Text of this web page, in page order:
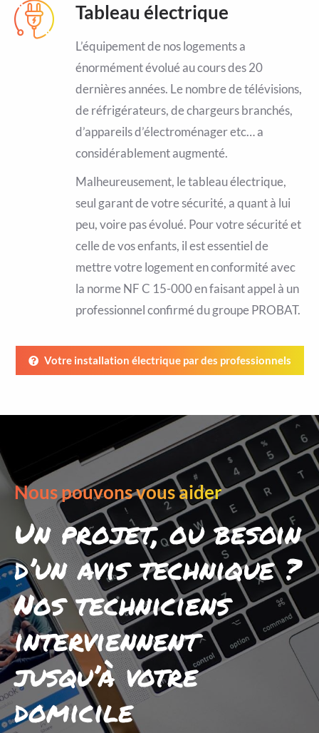
Tableau électrique
L’équipement de nos logements a
énormément évolué au cours des 20
dernières années. Le nombre de télévisions,
de réfrigérateurs, de chargeurs branchés,
d’appareils d’électroménager etc… a
considérablement augmenté.
Malheureusement, le tableau électrique,
seul garant de votre sécurité, a quant à lui
peu, voire pas évolué. Pour votre sécurité et
celle de vos enfants, il est essentiel de
mettre votre logement en conformité avec
la norme NF C 15-000 en faisant appel à un
professionnel confirmé du groupe PROBAT.
Votre installation électrique par des professionnels
Nous pouvons vous aider
Un projet, ou besoin
d’un avis technique ?
Nos techniciens
interviennent
jusqu’à votre
domicile